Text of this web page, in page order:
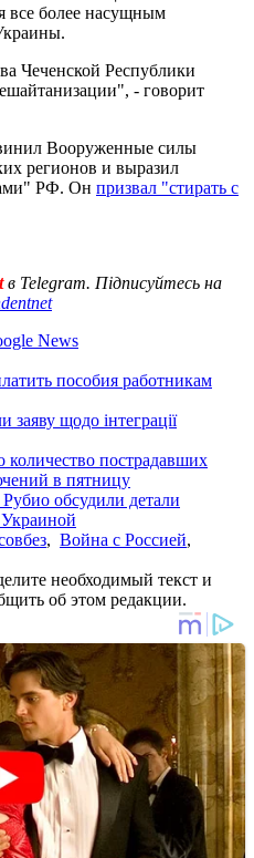
все более насущным
Чеченской Республики
- говорит
Вооруженные силы
регионов и выразил
РФ. Он призвал "стирать с
в Telegram. Підписуйтесь на
News
пособия работникам
щодо інтеграції
пострадавших
в пятницу
обсудили детали
, Война с Россией,
необходимый текст и
об этом редакции.